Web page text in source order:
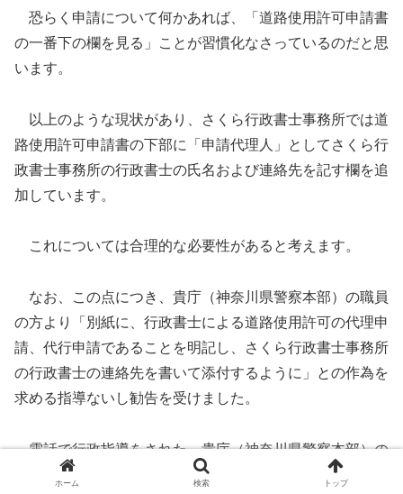
恐らく申請について何かあれば、「道路使用許可申請書
の一番下の欄を見る」ことが習慣化なさっているのだと思
います。
以上のような現状があり、さくら行政書士事務所では道
路使用許可申請書の下部に「申請代理人」としてさくら行
政書士事務所の行政書士の氏名および連絡先を記す欄を追
加しています。
これについては合理的な必要性があると考えます。
なお、この点につき、貴庁（神奈川県警察本部）の職員
の方より「別紙に、行政書士による道路使用許可の代理申
請、代行申請であることを明記し、さくら行政書士事務所
の行政書士の連絡先を書いて添付するように」との作為を
求める指導ないし勧告を受けました。
電話で行政指導をされた、貴庁（神奈川県警察本部）の
職員の方は「自分は別紙も全て確認して連絡するので、道
ホーム 検索 トップ